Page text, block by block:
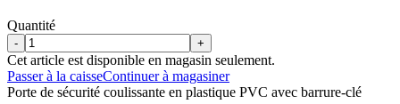
Quantité
- +
Cet article est disponible en magasin seulement.
Passer à la caisseContinuer à magasiner
Porte de sécurité coulissante en plastique PVC avec barrure-clé